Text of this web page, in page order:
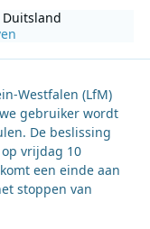
Duitsland
Westfalen (LfM)
gebruiker wordt
De beslissing
vrijdag 10
een einde aan
stoppen van